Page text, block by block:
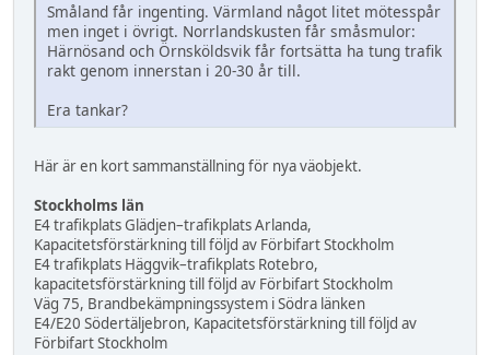
Småland får ingenting. Värmland något litet mötesspår
men inget i övrigt. Norrlandskusten får småsmulor:
Härnösand och Örnsköldsvik får fortsätta ha tung trafik
rakt genom innerstan i 20-30 år till.
Era tankar?
Här är en kort sammanställning för nya väobjekt.
Stockholms län
E4 trafikplats Glädjen–trafikplats Arlanda,
Kapacitetsförstärkning till följd av Förbifart Stockholm
E4 trafikplats Häggvik–trafikplats Rotebro,
kapacitetsförstärkning till följd av Förbifart Stockholm
Väg 75, Brandbekämpningssystem i Södra länken
E4/E20 Södertäljebron, Kapacitetsförstärkning till följd av
Förbifart Stockholm